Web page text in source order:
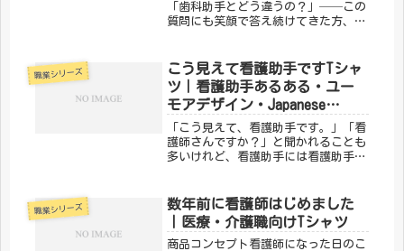
「歯科助手とどう違うの？」──この
質問にも笑顔で答え続けてきた方、多
的な知識と技術で口腔の健康を守るプ
ロが歯科衛生士。その誇りをユーモラ
スに...
職業シリーズ
こう見えて看護助手ですTシャ
ツ｜看護助手あるある・ユー
モアデザイン・Japanese
Nurse Aide Shirt
「こう見えて、看護助手です。」「看
護師さんですか？」と聞かれることも
多いけれど、看護助手には看護助手に
ト、病棟の環境整備……。縁の下の力
持ちとして、医療現場を毎日支えてい
るの...
職業シリーズ
数年前に看護師はじめました
｜医療・介護職向けTシャツ
商品コンセプト看護師になった日のこ